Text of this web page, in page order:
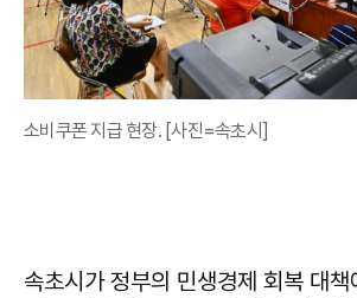
소비쿠폰 지급 현장. [사진=속초시]
속초시가 정부의 민생경제 회복 대